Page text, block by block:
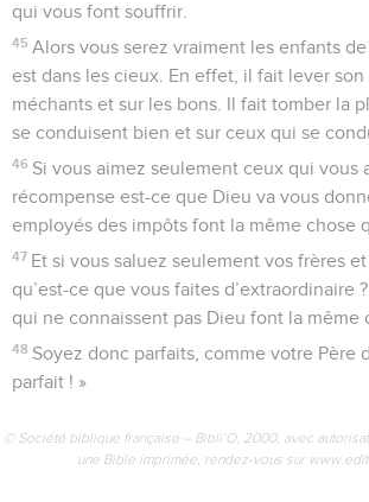
qui vous font souffrir.
45 Alors vous serez vraiment les enfants
est dans les cieux. En effet, il fait lever son
méchants et sur les bons. Il fait tomber la
se conduisent bien et sur ceux qui se
46 Si vous aimez seulement ceux qui vous
récompense est-ce que Dieu va vous
employés des impôts font la même chose
47 Et si vous saluez seulement vos frères
qu’est-ce que vous faites d’extraordinaire
qui ne connaissent pas Dieu font la même
48 Soyez donc parfaits, comme votre Père
parfait ! »
© Société biblique française – Bibli’O, 2000, avec
une Bible imprimée, rendez-vous sur